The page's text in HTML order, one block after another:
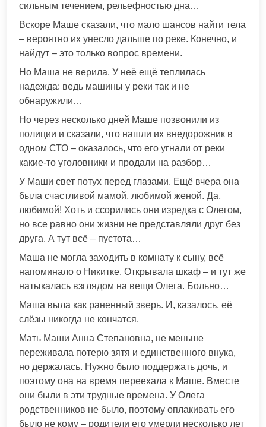
сильным течением, рельефностью дна…
Вскоре Маше сказали, что мало шансов найти тела
– вероятно их унесло дальше по реке. Конечно, и
найдут – это только вопрос времени.
Но Маша не верила. У неё ещё теплилась
надежда: ведь машины у реки так и не
обнаружили…
Но через несколько дней Маше позвонили из
полиции и сказали, что нашли их внедорожник в
одном СТО – оказалось, что его угнали от реки
какие-то уголовники и продали на разбор…
У Маши свет потух перед глазами. Ещё вчера она
была счастливой мамой, любимой женой. Да,
любимой! Хоть и ссорились они изредка с Олегом,
но все равно они жизни не представляли друг без
друга. А тут всё – пустота…
Маша не могла заходить в комнату к сыну, всё
напоминало о Никитке. Открывала шкаф – и тут же
натыкалась взглядом на вещи Олега. Больно…
Маша выла как раненный зверь. И, казалось, её
слёзы никогда не кончатся.
Мать Маши Анна Степановна, не меньше
переживала потерю зятя и единственного внука,
но держалась. Нужно было поддержать дочь, и
поэтому она на время переехала к Маше. Вместе
они были в эти трудные времена. У Олега
родственников не было, поэтому оплакивать его
было не кому – родители его умерли несколько лет